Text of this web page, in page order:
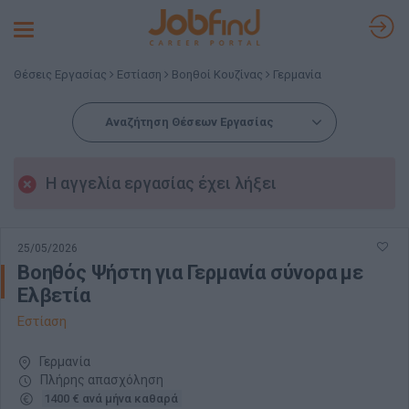
Toggle
Θέσεις Εργασίας Εστίαση Βοηθοί Κουζίνας Γερμανία
Αναζήτηση Θέσεων Εργασίας
Η αγγελία εργασίας έχει λήξει
25/05/2026
Βοηθός Ψήστη για Γερμανία σύνορα με
Ελβετία
Εστίαση
Γερμανία
Πλήρης απασχόληση
1400 € ανά μήνα καθαρά